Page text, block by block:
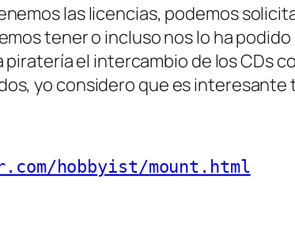
las licencias, podemos
tener o incluso nos lo ha
el intercambio de los CDs
yo considero que es interesante
hobbyist/mount.html